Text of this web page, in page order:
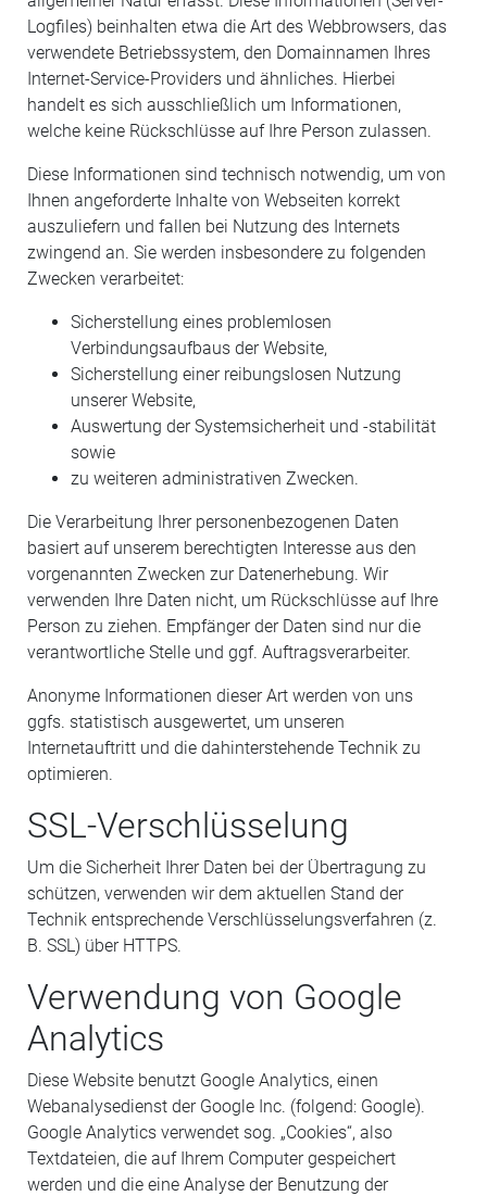
Logfiles) beinhalten etwa die Art des Webbrowsers, das
verwendete Betriebssystem, den Domainnamen Ihres
Internet-Service-Providers und ähnliches. Hierbei
handelt es sich ausschließlich um Informationen,
welche keine Rückschlüsse auf Ihre Person zulassen.
Diese Informationen sind technisch notwendig, um von
Ihnen angeforderte Inhalte von Webseiten korrekt
auszuliefern und fallen bei Nutzung des Internets
zwingend an. Sie werden insbesondere zu folgenden
Zwecken verarbeitet:
Sicherstellung eines problemlosen
Verbindungsaufbaus der Website,
Sicherstellung einer reibungslosen Nutzung
unserer Website,
Auswertung der Systemsicherheit und -stabilität
sowie
zu weiteren administrativen Zwecken.
Die Verarbeitung Ihrer personenbezogenen Daten
basiert auf unserem berechtigten Interesse aus den
vorgenannten Zwecken zur Datenerhebung. Wir
verwenden Ihre Daten nicht, um Rückschlüsse auf Ihre
Person zu ziehen. Empfänger der Daten sind nur die
verantwortliche Stelle und ggf. Auftragsverarbeiter.
Anonyme Informationen dieser Art werden von uns
ggfs. statistisch ausgewertet, um unseren
Internetauftritt und die dahinterstehende Technik zu
optimieren.
SSL-Verschlüsselung
Um die Sicherheit Ihrer Daten bei der Übertragung zu
schützen, verwenden wir dem aktuellen Stand der
Technik entsprechende Verschlüsselungsverfahren (z.
B. SSL) über HTTPS.
Verwendung von Google
Analytics
Diese Website benutzt Google Analytics, einen
Webanalysedienst der Google Inc. (folgend: Google).
Google Analytics verwendet sog. „Cookies“, also
Textdateien, die auf Ihrem Computer gespeichert
werden und die eine Analyse der Benutzung der